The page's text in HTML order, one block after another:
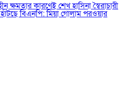
ক্ষমতার কারণেই শেখ হাসিনা স্বৈরাচারী
বিএনপি: মিয়া গোলাম পরওয়ার